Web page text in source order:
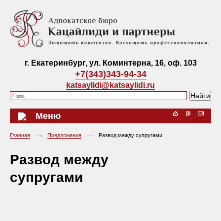
г. Екатеринбург, ул. Коминтерна, 16, оф. 103
+7(343)343-94-34
katsaylidi@katsaylidi.ru
Меню
Главная Предложения Развод между супругами
Развод между
супругами